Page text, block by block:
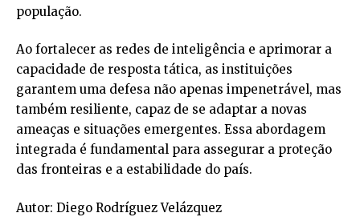
população.
Ao fortalecer as redes de inteligência e aprimorar a
capacidade de resposta tática, as instituições
garantem uma defesa não apenas impenetrável, mas
também resiliente, capaz de se adaptar a novas
ameaças e situações emergentes. Essa abordagem
integrada é fundamental para assegurar a proteção
das fronteiras e a estabilidade do país.
Autor: Diego Rodríguez Velázquez